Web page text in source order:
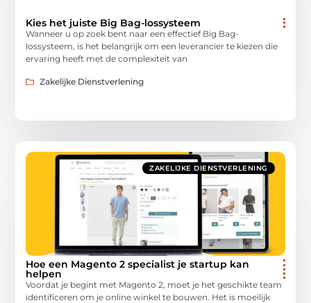
Kies het juiste Big Bag-lossysteem
Wanneer u op zoek bent naar een effectief Big Bag-
lossysteem, is het belangrijk om een leverancier te kiezen die
ervaring heeft met de complexiteit van
Zakelijke Dienstverlening
ZAKELIJKE DIENSTVERLENING
Hoe een Magento 2 specialist je startup kan
helpen
Voordat je begint met Magento 2, moet je het geschikte team
identificeren om je online winkel te bouwen. Het is moeilijk